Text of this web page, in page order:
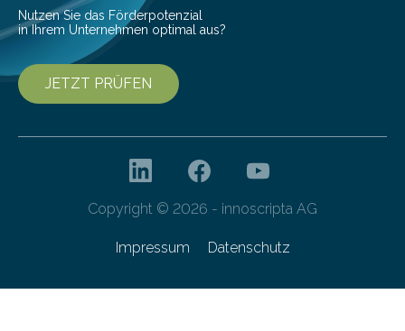
Nutzen Sie das Förderpotenzial
in Ihrem Unternehmen optimal aus?
JETZT PRÜFEN
Copyright © 2026 - innoscripta AG
Impressum Datenschutz